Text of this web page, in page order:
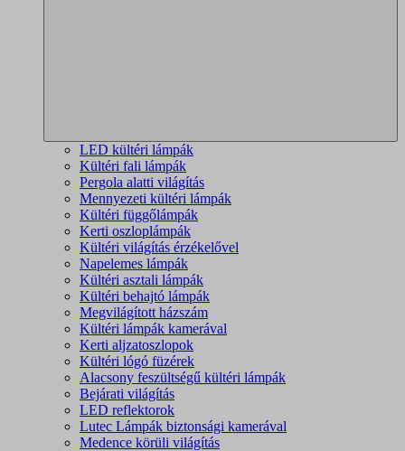
LED kültéri lámpák
Kültéri fali lámpák
Pergola alatti világítás
Mennyezeti kültéri lámpák
Kültéri függőlámpák
Kerti oszloplámpák
Kültéri világítás érzékelővel
Napelemes lámpák
Kültéri asztali lámpák
Kültéri behajtó lámpák
Megvilágított házszám
Kültéri lámpák kamerával
Kerti aljzatoszlopok
Kültéri lógó füzérek
Alacsony feszültségű kültéri lámpák
Bejárati világítás
LED reflektorok
Lutec Lámpák biztonsági kamerával
Medence körüli világítás